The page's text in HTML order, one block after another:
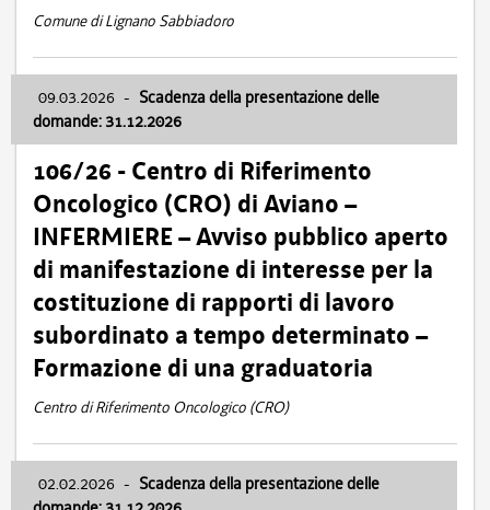
Comune di Lignano Sabbiadoro
09.03.2026 - Scadenza della presentazione delle
domande: 31.12.2026
106/26 - Centro di Riferimento
Oncologico (CRO) di Aviano –
INFERMIERE – Avviso pubblico aperto
di manifestazione di interesse per la
costituzione di rapporti di lavoro
subordinato a tempo determinato –
Formazione di una graduatoria
Centro di Riferimento Oncologico (CRO)
02.02.2026 - Scadenza della presentazione delle